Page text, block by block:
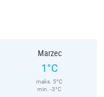
Marzec
1°C
maks. 5°C
min. -3°C